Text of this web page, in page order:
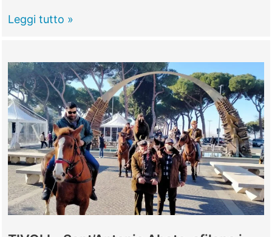
I
di
Montelibretti
patrimonio
Unesco
Leggi tutto »